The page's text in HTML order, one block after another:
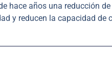
hace años una reducción
y reducen la capacidad de